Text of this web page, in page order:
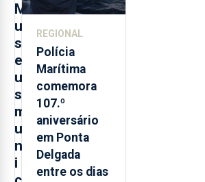
M
u
s
e
u
s
m
u
n
i
REGIONAL
Polícia
Marítima
comemora
107.º
aniversário
em Ponta
Delgada
entre os dias